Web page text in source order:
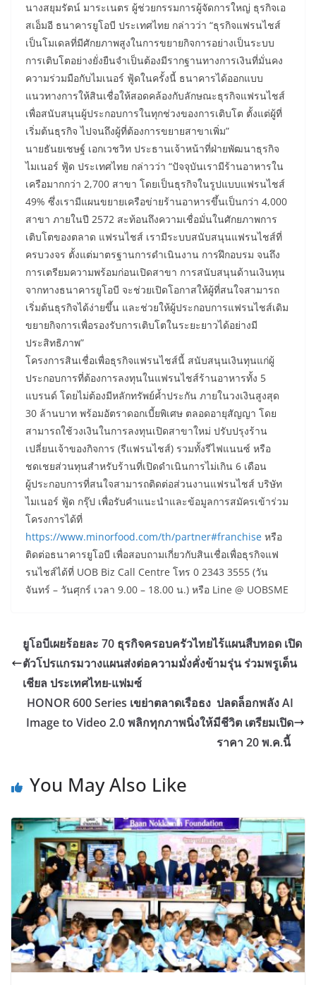
นางสยุมรัตน์ มาระเนตร ผู้ช่วยกรรมการผู้จัดการใหญ่ ธุรกิจเอ
สเอ็มอี ธนาคารยูโอบี ประเทศไทย กล่าวว่า “ธุรกิจแฟรนไชส์
เป็นโมเดลที่มีศักยภาพสูงในการขยายกิจการอย่างเป็นระบบ
การเติบโตอย่างยั่งยืนจำเป็นต้องมีรากฐานทางการเงินที่มั่นคง
ความร่วมมือกับไมเนอร์ ฟู้ดในครั้งนี้ ธนาคารได้ออกแบบ
แนวทางการให้สินเชื่อให้สอดคล้องกับลักษณะธุรกิจแฟรนไชส์
เพื่อสนับสนุนผู้ประกอบการในทุกช่วงของการเติบโต ตั้งแต่ผู้ที่
เริ่มต้นธุรกิจ ไปจนถึงผู้ที่ต้องการขยายสาขาเพิ่ม”
นายธันยเชษฐ์ เอกเวชวิท ประธานเจ้าหน้าที่ฝ่ายพัฒนาธุรกิจ
ไมเนอร์ ฟู้ด ประเทศไทย กล่าวว่า “ปัจจุบันเรามีร้านอาหารใน
เครือมากกว่า 2,700 สาขา โดยเป็นธุรกิจในรูปแบบแฟรนไชส์
49% ซึ่งเรามีแผนขยายเครือข่ายร้านอาหารขึ้นเป็นกว่า 4,000
สาขา ภายในปี 2572 สะท้อนถึงความเชื่อมั่นในศักยภาพการ
เติบโตของตลาด แฟรนไชส์ เรามีระบบสนับสนุนแฟรนไชส์ที่
ครบวงจร ตั้งแต่มาตรฐานการดำเนินงาน การฝึกอบรม จนถึง
การเตรียมความพร้อมก่อนเปิดสาขา การสนับสนุนด้านเงินทุน
จากทางธนาคารยูโอบี จะช่วยเปิดโอกาสให้ผู้ที่สนใจสามารถ
เริ่มต้นธุรกิจได้ง่ายขึ้น และช่วยให้ผู้ประกอบการแฟรนไชส์เดิม
ขยายกิจการเพื่อรองรับการเติบโตในระยะยาวได้อย่างมี
ประสิทธิภาพ”
โครงการสินเชื่อเพื่อธุรกิจแฟรนไชส์นี้ สนับสนุนเงินทุนแก่ผู้
ประกอบการที่ต้องการลงทุนในแฟรนไชส์ร้านอาหารทั้ง 5
แบรนด์ โดยไม่ต้องมีหลักทรัพย์ค้ำประกัน ภายในวงเงินสูงสุด
30 ล้านบาท พร้อมอัตราดอกเบี้ยพิเศษ ตลอดอายุสัญญา โดย
สามารถใช้วงเงินในการลงทุนเปิดสาขาใหม่ ปรับปรุงร้าน
เปลี่ยนเจ้าของกิจการ (รีแฟรนไชส์) รวมทั้งรีไฟแนนซ์ หรือ
ชดเชยส่วนทุนสำหรับร้านที่เปิดดำเนินการไม่เกิน 6 เดือน
ผู้ประกอบการที่สนใจสามารถติดต่อส่วนงานแฟรนไชส์ บริษัท
ไมเนอร์ ฟู้ด กรุ๊ป เพื่อรับคำแนะนำและข้อมูลการสมัครเข้าร่วม
โครงการได้ที่
https://www.minorfood.com/th/partner#franchise หรือ
ติดต่อธนาคารยูโอบี เพื่อสอบถามเกี่ยวกับสินเชื่อเพื่อธุรกิจแฟ
รนไชส์ได้ที่ UOB Biz Call Centre โทร 0 2343 3555 (วัน
จันทร์ – วันศุกร์ เวลา 9.00 – 18.00 น.) หรือ Line @ UOBSME
ยูโอบีเผยร้อยละ 70 ธุรกิจครอบครัวไทยไร้แผนสืบทอด เปิด
ตัวโปรแกรมวางแผนส่งต่อความมั่งคั่งข้ามรุ่น ร่วมพรูเด็น
เชียล ประเทศไทย-แฟมซ์
HONOR 600 Series เขย่าตลาดเรือธง ปลดล็อกพลัง AI
Image to Video 2.0 พลิกทุกภาพนิ่งให้มีชีวิต เตรียมเปิด
ราคา 20 พ.ค.นี้
You May Also Like